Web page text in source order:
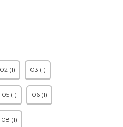
02 (1) 03 (1)
05 (1) 06 (1)
08 (1)